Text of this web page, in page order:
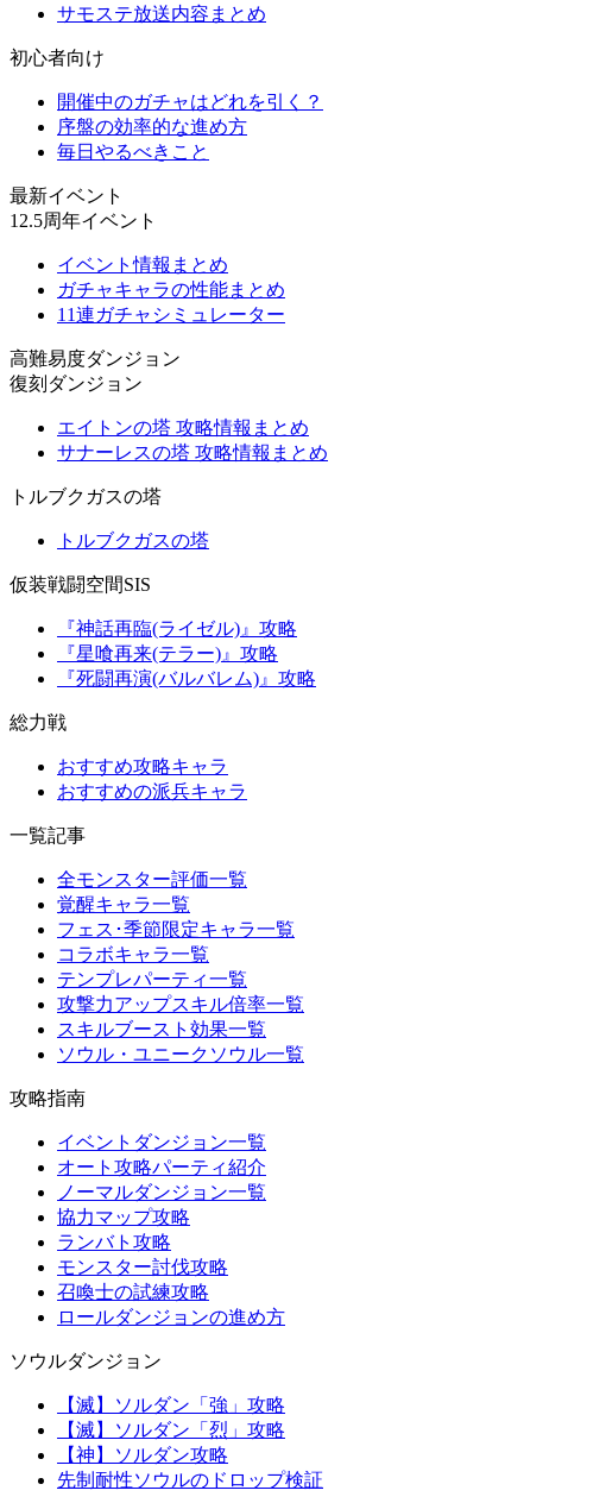
サモステ放送内容まとめ
初心者向け
開催中のガチャはどれを引く？
序盤の効率的な進め方
毎日やるべきこと
最新イベント
12.5周年イベント
イベント情報まとめ
ガチャキャラの性能まとめ
11連ガチャシミュレーター
高難易度ダンジョン
復刻ダンジョン
エイトンの塔 攻略情報まとめ
サナーレスの塔 攻略情報まとめ
トルブクガスの塔
トルブクガスの塔
仮装戦闘空間SIS
『神話再臨(ライゼル)』攻略
『星喰再来(テラー)』攻略
『死闘再演(バルバレム)』攻略
総力戦
おすすめ攻略キャラ
おすすめの派兵キャラ
一覧記事
全モンスター評価一覧
覚醒キャラ一覧
フェス･季節限定キャラ一覧
コラボキャラ一覧
テンプレパーティ一覧
攻撃力アップスキル倍率一覧
スキルブースト効果一覧
ソウル・ユニークソウル一覧
攻略指南
イベントダンジョン一覧
オート攻略パーティ紹介
ノーマルダンジョン一覧
協力マップ攻略
ランバト攻略
モンスター討伐攻略
召喚士の試練攻略
ロールダンジョンの進め方
ソウルダンジョン
【滅】ソルダン「強」攻略
【滅】ソルダン「烈」攻略
【神】ソルダン攻略
先制耐性ソウルのドロップ検証